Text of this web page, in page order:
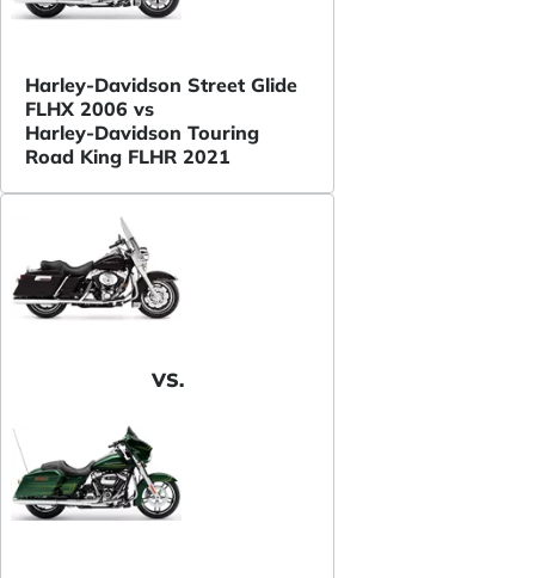
Harley-Davidson Street Glide
FLHX 2006 vs
Harley-Davidson Touring
Road King FLHR 2021
VS.